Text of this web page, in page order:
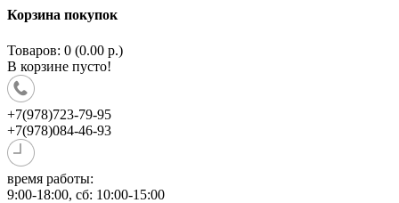
Корзина покупок
Товаров: 0 (0.00 р.)
В корзине пусто!
+7(978)723-79-95
+7(978)084-46-93
время работы:
9:00-18:00, сб: 10:00-15:00